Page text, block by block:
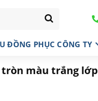
ĐỒNG PHỤC CÔNG TY
tròn màu trắng lớp